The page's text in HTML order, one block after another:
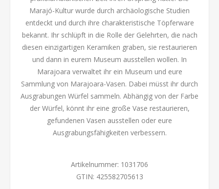
Marajó-Kultur wurde durch archäologische Studien
entdeckt und durch ihre charakteristische Töpferware
bekannt. Ihr schlüpft in die Rolle der Gelehrten, die nach
diesen einzigartigen Keramiken graben, sie restaurieren
und dann in eurem Museum ausstellen wollen. In
Marajoara verwaltet ihr ein Museum und eure
Sammlung von Marajoara-Vasen. Dabei müsst ihr durch
Ausgrabungen Würfel sammeln. Abhängig von der Farbe
der Würfel, könnt ihr eine große Vase restaurieren,
gefundenen Vasen ausstellen oder eure
Ausgrabungsfähigkeiten verbessern.
Artikelnummer: 1031706
GTIN: 425582705613